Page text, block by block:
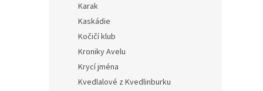
Karak
Kaskádie
Kočičí klub
Kroniky Avelu
Krycí jména
Kvedlalové z Kvedlinburku